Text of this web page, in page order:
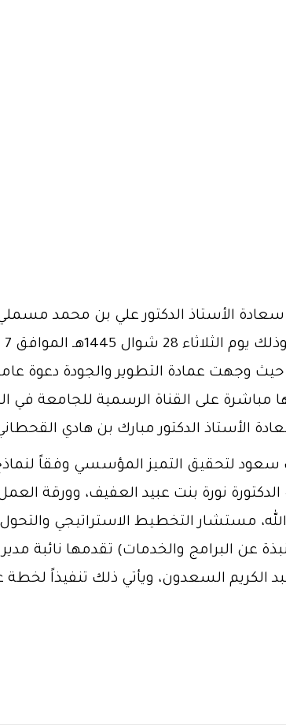
الأستاذ الدكتور علي بن محمد
حيث وجهت عمادة التطوير والجودة
الأستاذ الدكتور مبارك بن هادي
لتحقيق التميز المؤسسي وفقاً لنماذج
نورة بنت عبيد العفيف، وورقة
مستشار التخطيط الاستراتيجي
عن البرامج والخدمات) تقدمها نائبة
الكريم السعدون، ويأتي ذلك تنفيذاً